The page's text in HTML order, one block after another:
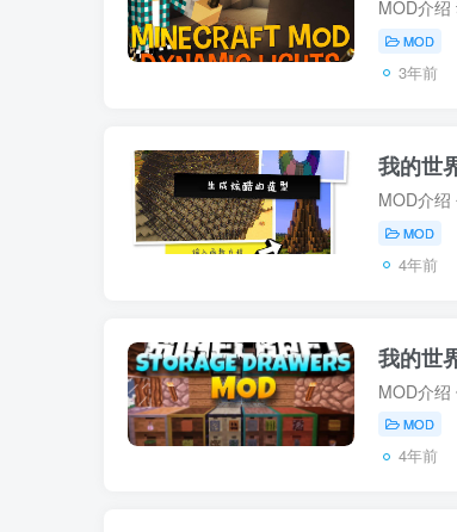
MOD
3年前
我的世
MOD
4年前
我的世
MOD
4年前